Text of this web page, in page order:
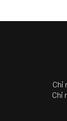
Chỉ
Chỉ